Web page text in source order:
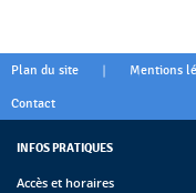
Plan du site | Mentions
Contact
INFOS PRATIQUES
Accès et horaires